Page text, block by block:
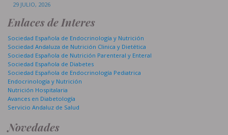
29 JULIO, 2026
Enlaces de Interes
Sociedad Española de Endocrinología y Nutrición
Sociedad Andaluza de Nutrición Clinica y Dietética
Sociedad Española de Nutrición Parenteral y Enteral
Sociedad Española de Diabetes
Sociedad Española de Endocrinología Pediatrica
Endocrinología y Nutrición
Nutrición Hospitalaria
Avances en Diabetología
Servicio Andaluz de Salud
Novedades